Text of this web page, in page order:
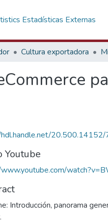
Estadísticas Externas
Cultura exportadora
Youtube
Introducción, panorama